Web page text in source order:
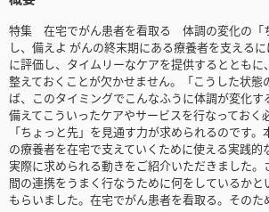
特集 在宅でがん患者を看取る 体調の変化の「
し、備えよ がんの終末期にある療養者を支える
に評価し、タイムリーなケアを提供するとともに
整えておくことが欠かせません。「こうした状態
ば、このタイミングでこんなふうに体調が変化す
備えてこういったケアやサービスを行なっておく
「ちょっと先」を見通す力が求められるのです
の療養者を在宅で支えていくために使える実践的
実際に求められる動きをご紹介いただきました
間の連携をうまく行なうために何をしているかと
もらいました。在宅でがん患者を看取る。そのた